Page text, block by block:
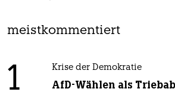
meistkommentiert
1 Krise der Demokratie
AfD-Wählen als